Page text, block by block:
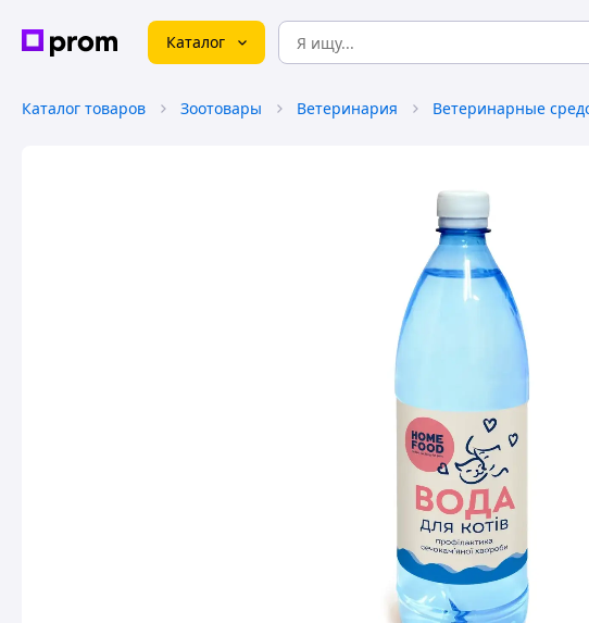
Каталог
Каталог товаров Зоотовары Ветеринария